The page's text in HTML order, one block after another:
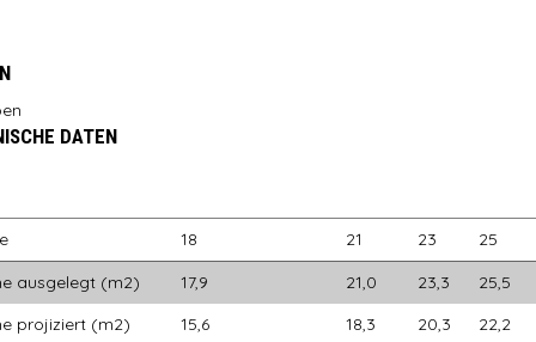
DATEN
18 21 23
25
ausgelegt (m2)
17,9 21,0 23,3
25,5
projiziert (m2)
15,6 18,3 20,3
22,2